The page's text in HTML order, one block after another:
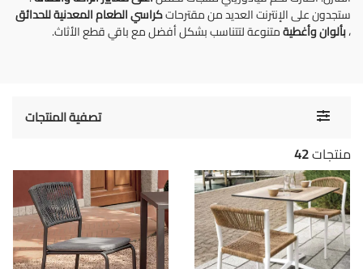
ستجدون على الإنترنت العديد من مقترحاتكراسي الطعام المعدنية للحدائق
،بألوان وأغطيةمتنوعة لتتناسب بشكل أفضل مع باقي قطع الأثاث.
Toggle تصفية المنتجات
42منتجات